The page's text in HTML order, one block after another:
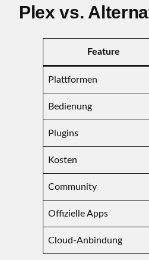
Plex vs.
Feature
Plattformen
Bedienung
Plugins
Kosten
Community
Offizielle Apps
Cloud-Anbindung